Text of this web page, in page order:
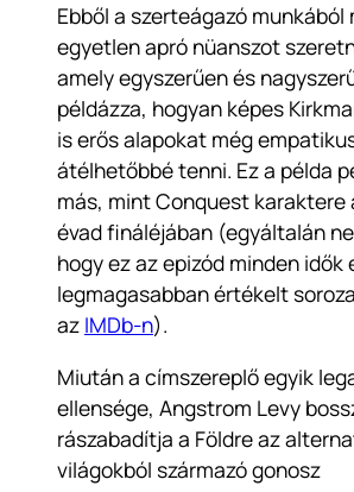
Ebből a szerteágazó munkából
egyetlen apró nüanszot
amely egyszerűen és
példázza, hogyan képes
is erős alapokat még
átélhetőbbé tenni. Ez a példa
más, mint Conquest karaktere
évad fináléjában (egyáltalán
hogy ez az epizód minden idők
legmagasabban értékelt
az IMDb-n).
Miután a címszereplő egyik
ellensége, Angstrom Levy
rászabadítja a Földre az
világokból származó gonosz